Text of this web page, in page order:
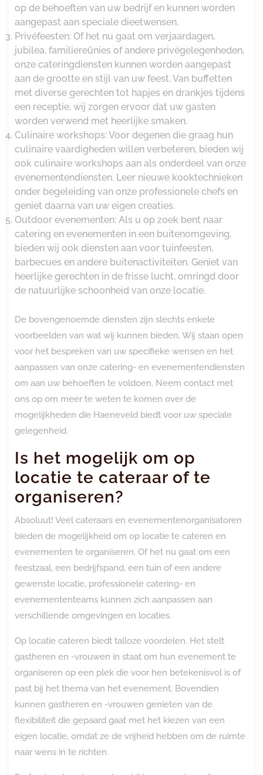
op de behoeften van uw bedrijf en kunnen worden
aangepast aan speciale dieetwensen.
Privéfeesten: Of het nu gaat om verjaardagen,
jubilea, familiereünies of andere privégelegenheden,
onze cateringdiensten kunnen worden aangepast
aan de grootte en stijl van uw feest. Van buffetten
met diverse gerechten tot hapjes en drankjes tijdens
een receptie, wij zorgen ervoor dat uw gasten
worden verwend met heerlijke smaken.
Culinaire workshops: Voor degenen die graag hun
culinaire vaardigheden willen verbeteren, bieden wij
ook culinaire workshops aan als onderdeel van onze
evenementendiensten. Leer nieuwe kooktechnieken
onder begeleiding van onze professionele chefs en
geniet daarna van uw eigen creaties.
Outdoor evenementen: Als u op zoek bent naar
catering en evenementen in een buitenomgeving,
bieden wij ook diensten aan voor tuinfeesten,
barbecues en andere buitenactiviteiten. Geniet van
heerlijke gerechten in de frisse lucht, omringd door
de natuurlijke schoonheid van onze locatie.
De bovengenoemde diensten zijn slechts enkele
voorbeelden van wat wij kunnen bieden. Wij staan open
voor het bespreken van uw specifieke wensen en het
aanpassen van onze catering- en evenementendiensten
om aan uw behoeften te voldoen. Neem contact met
ons op om meer te weten te komen over de
mogelijkheden die Haeneveld biedt voor uw speciale
gelegenheid.
Is het mogelijk om op
locatie te cateraar of te
organiseren?
Absoluut! Veel cateraars en evenementenorganisatoren
bieden de mogelijkheid om op locatie te cateren en
evenementen te organiseren. Of het nu gaat om een
feestzaal, een bedrijfspand, een tuin of een andere
gewenste locatie, professionele catering- en
evenemententeams kunnen zich aanpassen aan
verschillende omgevingen en locaties.
Op locatie cateren biedt talloze voordelen. Het stelt
gastheren en -vrouwen in staat om hun evenement te
organiseren op een plek die voor hen betekenisvol is of
past bij het thema van het evenement. Bovendien
kunnen gastheren en -vrouwen genieten van de
flexibiliteit die gepaard gaat met het kiezen van een
eigen locatie, omdat ze de vrijheid hebben om de ruimte
naar wens in te richten.